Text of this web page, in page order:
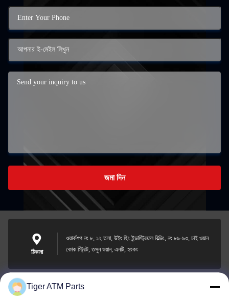
জমা দিন
ঠিকানা
ওয়ার্কশপ নং ৮, ১২ তলা, উইং হিং ইন্ডাস্ট্রিয়াল বিল্ডিং, নং ৮৯-৯৩, চাই ওয়ান
কোক স্ট্রিট, তসুন ওয়ান, এনটি, হংকং
Tiger ATM Parts